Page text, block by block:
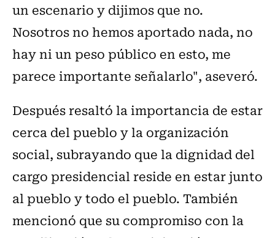
un escenario y dijimos que no.
Nosotros no hemos aportado nada, no
hay ni un peso público en esto, me
parece importante señalarlo", aseveró.
Después resaltó la importancia de estar
cerca del pueblo y la organización
social, subrayando que la dignidad del
cargo presidencial reside en estar junto
al pueblo y todo el pueblo. También
mencionó que su compromiso con la